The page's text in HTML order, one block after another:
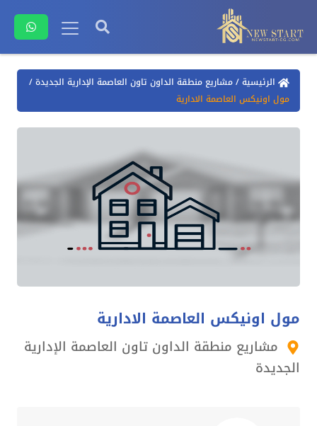
الرئيسية/مشاريع منطقة الداون تاون العاصمة الإدارية الجديدة/
مول اونيكس العاصمة الادارية
مول اونيكس العاصمة الادارية
مشاريع منطقة الداون تاون العاصمة الإدارية
الجديدة